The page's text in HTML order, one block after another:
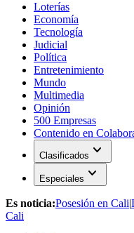
Loterías
Economía
Tecnología
Judicial
Política
Entretenimiento
Mundo
Multimedia
Opinión
500 Empresas
Contenido en
Clasificados expand_more
Especiales expand_more
Es noticia:Posesión en Cali|
Cali